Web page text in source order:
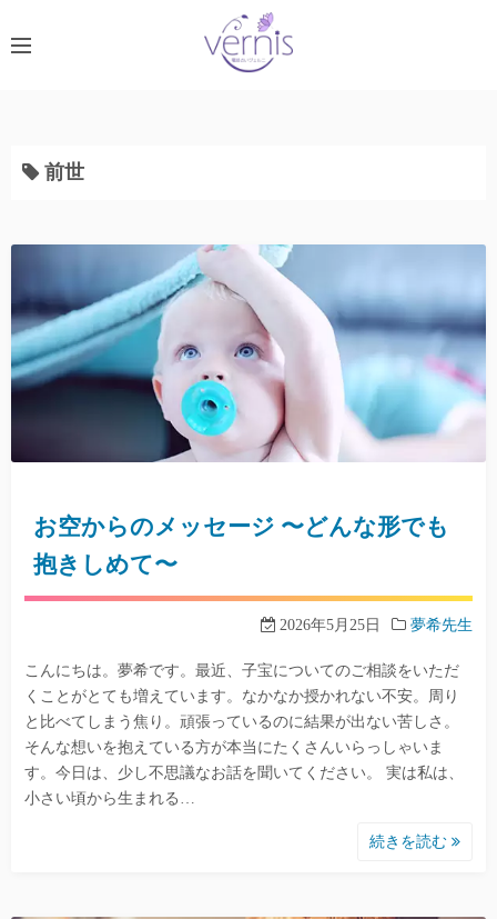
ン
ッ
前世
お空からのメッセージ 〜どんな形でも
抱きしめて〜
2026年5月25日 夢希先生
こんにちは。夢希です。最近、子宝についてのご相談をいただ
くことがとても増えています。なかなか授かれない不安。周り
と比べてしまう焦り。頑張っているのに結果が出ない苦しさ。
そんな想いを抱えている方が本当にたくさんいらっしゃいま
す。今日は、少し不思議なお話を聞いてください。 実は私は、
小さい頃から生まれる…
続きを読む